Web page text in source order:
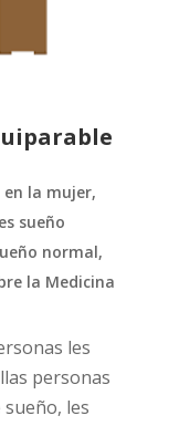
en la mujer,
sueño
normal,
la Medicina
les
personas
les